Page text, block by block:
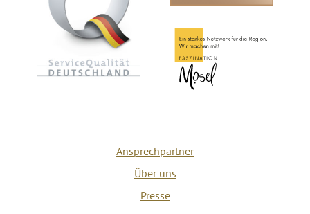
Ansprechpartner
Über uns
Presse